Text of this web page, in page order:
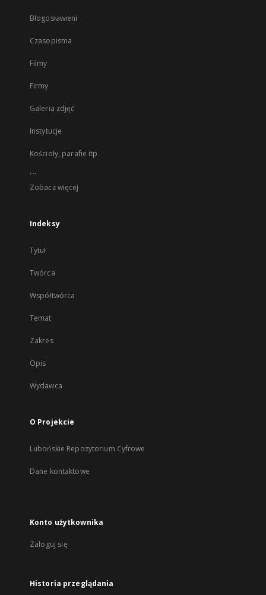
Błogosławieni
Czasopisma
Filmy
Firmy
Galeria zdjęć
Instytucje
Kościoły, parafie itp.
...
Zobacz więcej
Indeksy
Tytuł
Twórca
Współtwórca
Temat
Zakres
Opis
Wydawca
O Projekcie
Lubońskie Repozytorium Cyfrowe
Dane kontaktowe
Konto użytkownika
Zaloguj się
Historia przeglądania